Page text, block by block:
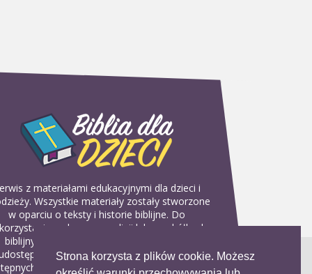
Strona korzysta z plików cookie. Możesz
z materiałami edukacyjnymi dla dzieci i
Wszystkie materiały zostały stworzone
w oparciu o teksty i historie biblijne. Do
w domu, na religii lub w szkółkach
biblijnych. Można je pobierać, drukować i
bez żadnych opłat. Materiałów
na serwisie nie można wykorzystywać